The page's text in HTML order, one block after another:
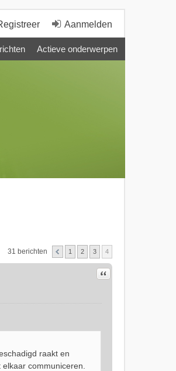
Aanmelden
Actieve onderwerpen
31 berichten 1 2 3 4
Citeer
raakt en
communiceren.